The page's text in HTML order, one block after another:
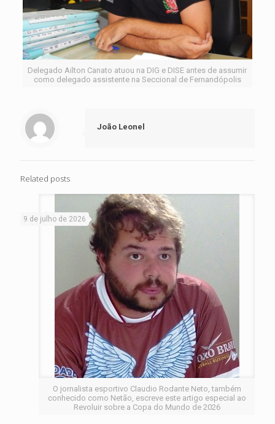
Delegado Ailton Canato atuou na DIG e DISE antes de assumir
como delegado assistente na Seccional de Fernandópolis
João Leonel
Related posts
O jornalista esportivo Claudio Rodante Neto, também
conhecido como Netão, escreve este artigo especial ao
Revoluir sobre a Copa do Mundo de 2026
9 de julho de 2026